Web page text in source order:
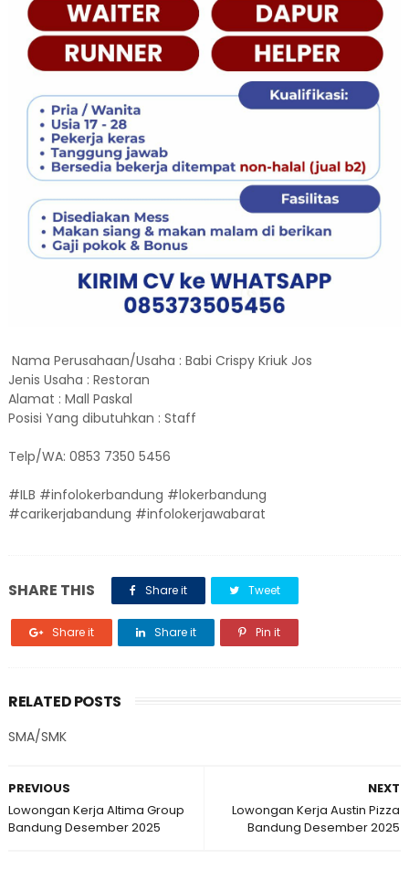
Nama Perusahaan/Usaha : Babi Crispy Kriuk Jos
Jenis Usaha : Restoran
Alamat : Mall Paskal
Posisi Yang dibutuhkan : Staff
Telp/WA: 0853 7350 5456
#ILB #infolokerbandung #lokerbandung
#carikerjabandung #infolokerjawabarat
SHARE THIS Share it Tweet
Share it Share it Pin it
RELATED POSTS
SMA/SMK
NEXT
Lowongan Kerja Austin Pizza
Bandung Desember 2025
PREVIOUS
Lowongan Kerja Altima Group
Bandung Desember 2025